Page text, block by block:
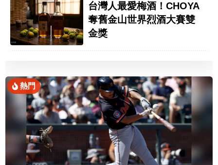
台灣人最愛梅酒！CHOYA
奪舊金山世界烈酒大賽雙
金獎
熱門